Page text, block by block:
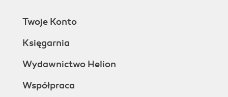
Twoje Konto
Księgarnia
Wydawnictwo Helion
Współpraca